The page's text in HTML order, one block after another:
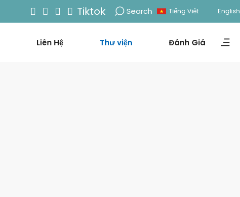
Tiktok Search Tiếng Việt English
Liên Hệ Thư viện Đánh Giá